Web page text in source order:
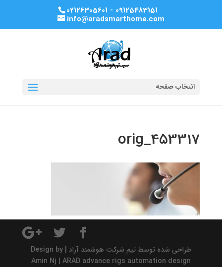
02126305601 - 09125483151
info@aradsmarthome.com
انتخاب صفحه
453317_orig
طراحی شده توسط تیم شرکت هوشمند آراد | Design by
Amin Nj | ARAD advance rigs automation design